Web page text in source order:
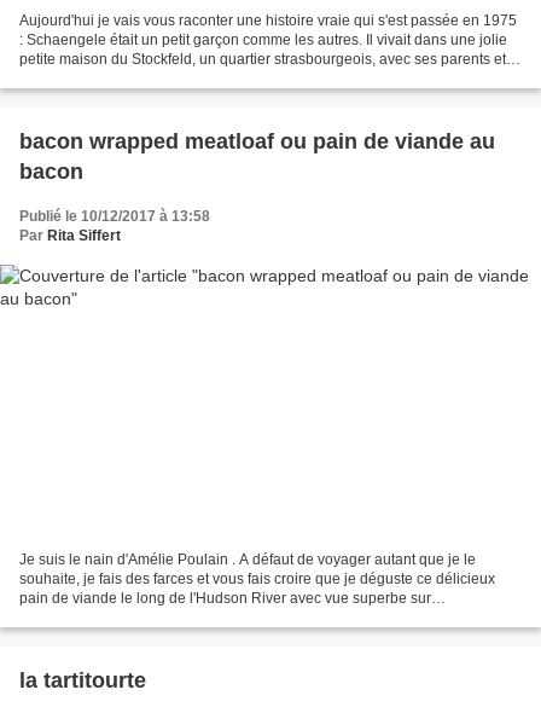
Aujourd'hui je vais vous raconter une histoire vraie qui s'est passée en 1975
: Schaengele était un petit garçon comme les autres. Il vivait dans une jolie
petite maison du Stockfeld, un quartier strasbourgeois, avec ses parents et
bacon wrapped meatloaf ou pain de viande au
bacon
Publié le 10/12/2017 à 13:58
Par Rita Siffert
Je suis le nain d'Amélie Poulain . A défaut de voyager autant que je le
souhaite, je fais des farces et vous fais croire que je déguste ce délicieux
pain de viande le long de l'Hudson River avec vue superbe sur
la tartitourte